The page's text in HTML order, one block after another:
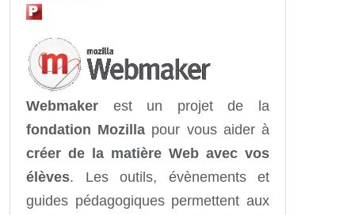
Webmaker est un projet de la
fondation Mozilla pour vous aider à
créer de la matière Web avec vos
élèves. Les outils, évènements et
guides pédagogiques permettent aux